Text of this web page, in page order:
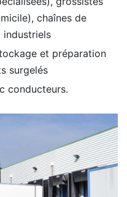
chaînes de
industriels
et préparation
surgelés
conducteurs.